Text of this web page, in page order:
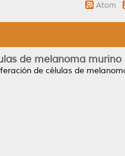
Atom
de melanoma murino
de células de